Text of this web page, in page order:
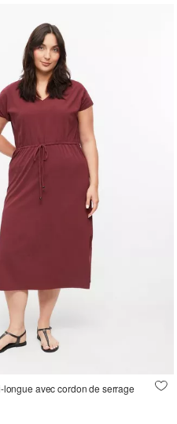
longue avec cordon de serrage